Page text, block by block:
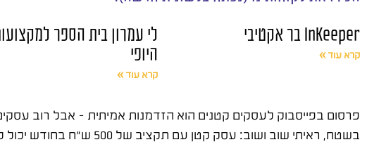
InKeeper בר אקטיבי
קרא עוד »
לי עמרון בית הספר
היופי
קרא עוד »
בשטח, ראיתי שוב ושוב: עסק קטן עם תקציב של 500 ש"ח בחודש יכול לקבל יותר לידים מעסק שמוציא 5,000 ש"ח – אם הוא יודע מה הוא עושה.